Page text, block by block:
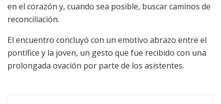
en el corazón y, cuando sea posible, buscar caminos de
reconciliación.
El encuentro concluyó con un emotivo abrazo entre el
pontífice y la joven, un gesto que fue recibido con una
prolongada ovación por parte de los asistentes.